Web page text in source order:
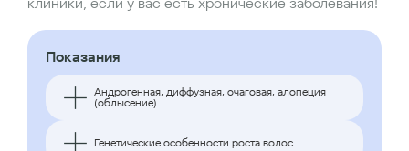
Показания
Андрогенная, диффузная, очаговая, алопеция
(облысение)
Генетические особенности роста волос